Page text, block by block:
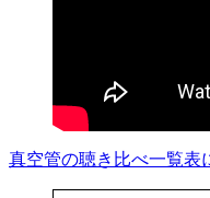
真空管の聴き比べ一覧表